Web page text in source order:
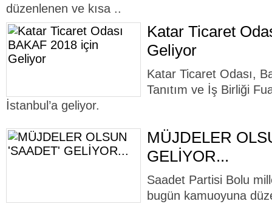
düzenlenen ve kısa ..
Katar Ticaret
Geliyor
Katar Ticaret Odası,
Tanıtım ve İş Birliği
İstanbul’a geliyor.
MÜJDELER
GELİYOR...
Saadet Partisi Bolu
bugün kamuoyuna